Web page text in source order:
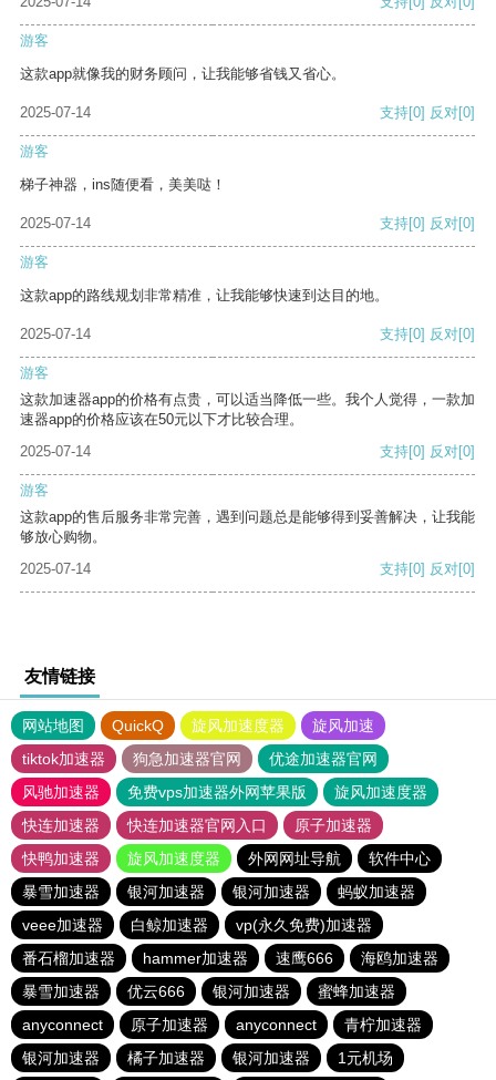
游客
这款app就像我的财务顾问，让我能够省钱又省心。
2025-07-14 支持[0] 反对[0]
游客
梯子神器，ins随便看，美美哒！
2025-07-14 支持[0] 反对[0]
游客
这款app的路线规划非常精准，让我能够快速到达目的地。
2025-07-14 支持[0] 反对[0]
游客
这款加速器app的价格有点贵，可以适当降低一些。我个人觉得，一款加
速器app的价格应该在50元以下才比较合理。
2025-07-14
支持[0] 反对[0]
游客
这款app的售后服务非常完善，遇到问题总是能够得到妥善解决，让我能
够放心购物。
2025-07-14
支持[0] 反对[0]
友情链接
网站地图 QuickQ 旋风加速度器
旋风加速
tiktok加速器
狗急加速器官网
优途加速器官网
风驰加速器
免费vps加速器外网苹果版
旋风加速度器
快连加速器
快连加速器官网入口
原子加速器
快鸭加速器
旋风加速度器 外网网址导航
软件中心
暴雪加速器
银河加速器 银河加速器
蚂蚁加速器
veee加速器
白鲸加速器
vp(永久免费)加速器
番石榴加速器
hammer加速器 速鹰666
海鸥加速器
暴雪加速器
优云666 银河加速器
蜜蜂加速器
anyconnect
原子加速器 anyconnect
青柠加速器
银河加速器
橘子加速器 银河加速器 1元机场